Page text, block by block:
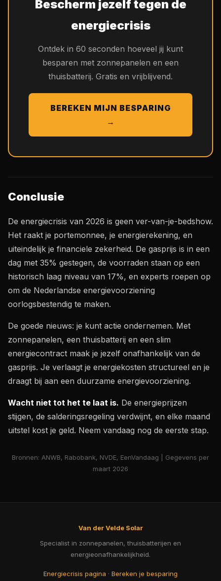
Bescherm jezelf tegen de
energiecrisis
Ontdek in 60 seconden hoeveel jij kunt
besparen met zonnepanelen en een
thuisbatterij. Gratis en vrijblijvend.
BEREKEN MIJN BESPARING
→
Conclusie
De energiecrisis van 2026 is geen ver-van-je-bedshow.
Het raakt je portemonnee, je energierekening, en
uiteindelijk je financiele zekerheid. De gasprijs is in een
dag met 35% gestegen, de voorraden staan op een
historisch laag niveau van 17%, en experts roepen op
om de Nederlandse energievoorziening
oorlogsbestendig te maken.
De goede nieuws: je kunt actie ondernemen. Met
zonnepanelen, een thuisbatterij en een slim
energiecontract maak je jezelf onafhankelijk van de
gasprijs. Je verlaagt je energiekosten structureel en je
draagt bij aan een duurzame energievoorziening.
Wacht niet tot het te laat is. De energieprijzen
stijgen, de salderingsregeling verdwijnt, en elke maand
uitstel kost je geld. Neem vandaag nog de eerste stap.
Bronnen: ANWB, Rabobank, NVDE, EenVandaag | Gegevens per
maart 2026
Van der Velde Solar
Specialist in zonnepanelen, thuisbatterijen en
energieonafhankelijkheid.
Energiecrisis pagina · Bereken je besparing